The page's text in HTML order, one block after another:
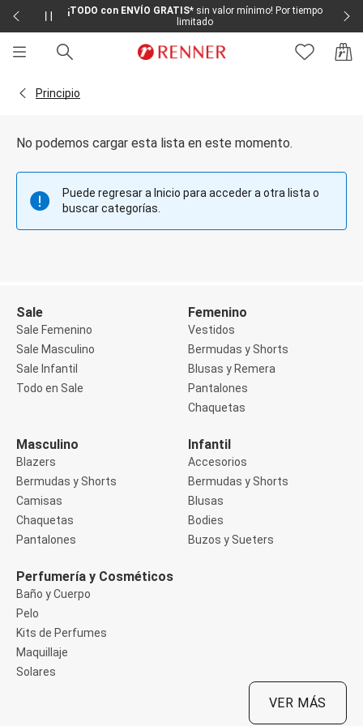
¡TODO con ENVÍO GRATIS* sin valor mínimo! Por tiempo
limitado
Sale Femenino
Todo en Sale
Femenino
Vestidos
Corto y Medio
Bermudas y Shorts
Bermuda
Blusas y Remera
Body
Deportivo
Manga 3/4
Manga Corta
Pantalones
Algodón
Casual
Clochard
Deportivo
Jean
Jogger
Pantacourt
Pantalona
Social
Chaquetas
Blazers
Chaquetas
Chaquetas de punto
Saco liviano
Volver a la página Principio
Principio
No podemos cargar esta lista en este momento.
Puede regresar a Inicio para acceder a otra lista o
buscar categorías.
Sale
Sale Femenino
Sale Masculino
Sale Infantil
Todo en Sale
Femenino
Vestidos
Bermudas y Shorts
Blusas y Remera
Pantalones
Chaquetas
Masculino
Blazers
Bermudas y Shorts
Camisas
Chaquetas
Pantalones
Infantil
Accesorios
Bermudas y Shorts
Blusas
Bodies
Buzos y Sueters
Perfumería y Cosméticos
Baño y Cuerpo
Pelo
Kits de Perfumes
Maquillaje
Solares
VER MÁS